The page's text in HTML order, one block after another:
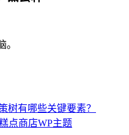
。
树有哪些关键要素？
点商店WP主题